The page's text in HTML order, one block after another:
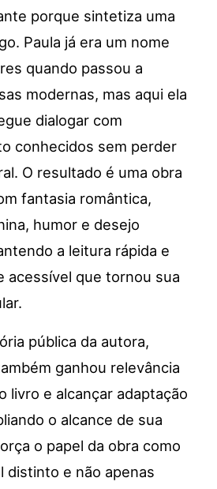
porque sintetiza uma
Paula já era um nome
quando passou a
modernas, mas aqui ela
dialogar com
conhecidos sem perder
O resultado é uma obra
fantasia romântica,
humor e desejo
a leitura rápida e
acessível que tornou sua
pública da autora,
ganhou relevância
livro e alcançar adaptação
o alcance de sua
o papel da obra como
distinto e não apenas